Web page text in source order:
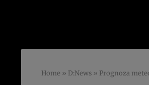
Home » D:News » Prognoza